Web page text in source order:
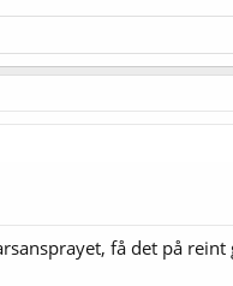
få det på reint